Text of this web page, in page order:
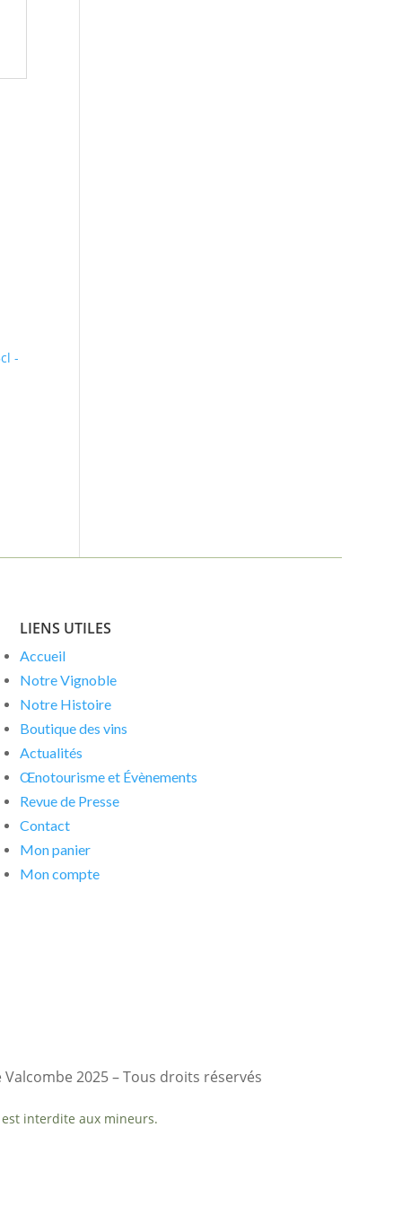
LIENS UTILES
Accueil
Notre Vignoble
Notre Histoire
Boutique des vins
Actualités
Œnotourisme et Évènements
Revue de Presse
Contact
Mon panier
Mon compte
Valcombe 2025 – Tous droits réservés
est interdite aux mineurs.